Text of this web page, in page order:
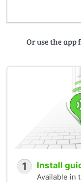
Or use the
1 Install
Available in